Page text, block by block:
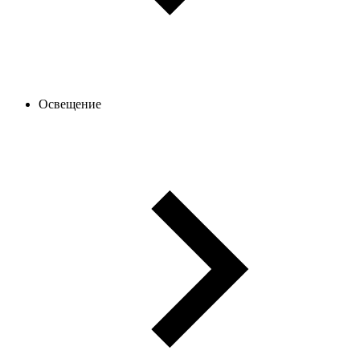
Освещение